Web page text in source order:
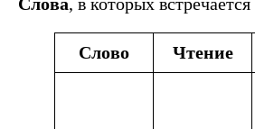
Слово Чтение